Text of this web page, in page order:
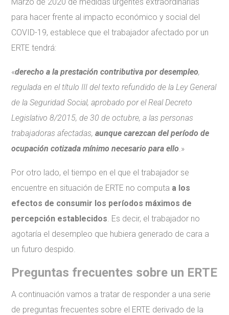
para hacer frente al impacto económico y social del
COVID-19, establece que el trabajador afectado por un
ERTE tendrá:
«derecho a la prestación contributiva por desempleo,
regulada en el título III del texto refundido de la Ley General
de la Seguridad Social, aprobado por el Real Decreto
Legislativo 8/2015, de 30 de octubre, a las personas
trabajadoras afectadas,aunque carezcan del período de
ocupación cotizada mínimo necesario para ello .»
Por otro lado, el tiempo en el que el trabajador se
encuentre en situación de ERTE no computa a los
efectos de consumir los períodos máximos de
percepción establecidos . Es decir, el trabajador no
agotaría el desempleo que hubiera generado de cara a
un futuro despido.
Preguntas frecuentes sobre un ERTE
A continuación vamos a tratar de responder a una serie
de preguntas frecuentes sobre el ERTE derivado de la